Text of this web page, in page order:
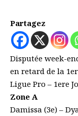
Partagez
Disputée week-
en retard de la
Ligue Pro – 1ere
Zone A
Damissa (3e) –